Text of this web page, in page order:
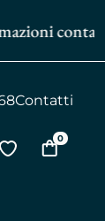
Contatti
Vai
Vai
0